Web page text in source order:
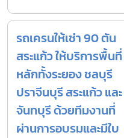
รถเครนให้เช่า 90 ตัน
สระแก้ว ให้บริการพื้นที่
หลักทั้งระยอง ชลบุรี
ปราจีนบุรี สระแก้ว และ
จันทบุรี ด้วยทีมงานที่
ผ่านการอบรมและมีใบ